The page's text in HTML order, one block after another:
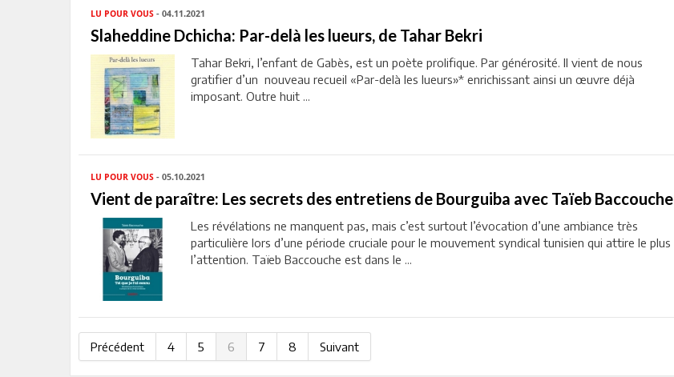
LU POUR VOUS - 04.11.2021
Slaheddine Dchicha: Par-delà les lueurs, de Tahar Bekri
Tahar Bekri, l’enfant de Gabès, est un poète prolifique. Par générosité. Il vient de nous
gratifier d’un nouveau recueil «Par-delà les lueurs»* enrichissant ainsi un œuvre déjà
imposant. Outre huit ...
LU POUR VOUS - 05.10.2021
Vient de paraître: Les secrets des entretiens de Bourguiba avec Taïeb Baccouche
Les révélations ne manquent pas, mais c’est surtout l’évocation d’une ambiance très
particulière lors d’une période cruciale pour le mouvement syndical tunisien qui attire le plus
l’attention. Taïeb Baccouche est dans le ...
Précédent 4 5 6 7 8 Suivant